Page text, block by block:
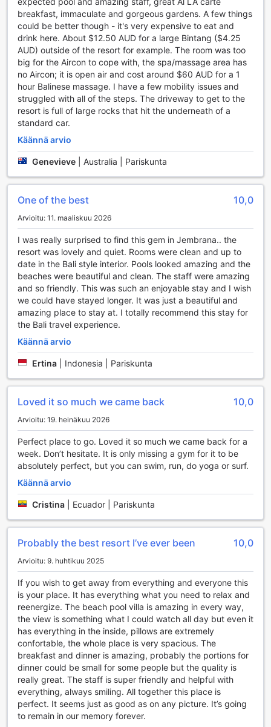
rauhallisesta hetkestä hotellin kauniissa puutarhassa.
Lisäksi hotellin kirjasto tarjoaa rauhallisen ympäristön, jossa
voit uppoutua lukemiseen tai vain nauttia hiljaisista hetkistä.
Kelapa Retreat ja Spa Hotel Bali on täydellinen paikka, jossa
voit yhdistää viihteen ja rentoutumisen unohtumattomalla
tavalla.
Urheilumahdollisuudet Kelapa Retreat ja Spa Hotel Balilla
Kelapa Retreat ja Spa Hotel Bali tarjoaa vierailleen
monipuoliset urheilumahdollisuudet, jotka tekevät lomasta
unohtumattoman. Hotellin sisäuima-allas on täydellinen
paikka rentoutumiseen ja virkistymiseen, kun taas
ulkouima-allas kutsuu nauttimaan auringosta ja uimisesta
trooppisessa ympäristössä. Yksityinen ranta tarjoaa
rauhallisen ympäristön, jossa voit nauttia merivedestä tai
vain rentoutua auringossa. Rannan läheisyys mahdollistaa
kokea Balin kauniit vesistöt ja luonnon rauha.
Lisäksi Kelapa Retreatissa on tarjolla joogahuone, jossa voit
osallistua rauhoittaviin joogatunteihin, jotka auttavat sinua
löytämään sisäisen rauhasi. Jos haaveilet surffauksesta,
hotellin tarjoamat surffitunnit ovat täydellinen tapa oppia tai
hioa taitojasi aaltojen keskellä. Olitpa sitten rentoutumassa
uima-altaalla tai nauttimassa aktiivisista vesiseikkailuista,
Kelapa Retreat ja Spa Hotel Bali tarjoaa unohtumattomia
hetkiä ja elämyksiä jokaiselle urheilun ystävälle.
Kelapa Retreat and Spa Hotel Bali:n Käytännön Palvelut
Kelapa Retreat and Spa Hotel Bali tarjoaa vierailleen
erinomaisia käytännön palveluja, jotka tekevät oleskelusta
pesulapalvelut, kuivauspalvelut sekä huonepalvelu, joten
voit nauttia rentouttavasta lomastasi ilman huolia arjen
askareista. Lisäksi hotellin concierge-palvelu on aina
valmiina auttamaan sinua kaikissa kysymyksissä ja
järjestelyissä, jotta voit keskittyä vain lomaasi.
Hotellissa on myös turvalliset tallelokerot, jotka tarjoavat
rauhallisen mielen arvokkaiden tavaroiden säilyttämisessä.
julkisissa tiloissa, joten voit helposti pysyä yhteydessä
uloskirjautumispalvelu sekä matkatavaroiden säilytys
tekevät saapumisesta ja lähtemisestä vaivatonta.
Päivittäinen siivouspalvelu varmistaa, että huoneesi pysyy
aina siistinä ja viihtyisänä, jotta voit nauttia täydellisestä
rentoutumisesta ja rauhasta Kelapa Retreat and Spa Hotel
Balilla.
Kelapa Retreat ja Spa Hotel Balin Liikennepalvelut
Kelapa Retreat ja Spa Hotel Bali tarjoaa vierailleen
monipuolisia liikennepalveluja, jotka tekevät
matkustamisesta vaivatonta ja miellyttävää. Hotelli tarjoaa
kätevän lentokenttäkuljetuksen, joka vie sinut suoraan
saapumispaikaltasi hotellin rauhalliseen ympäristöön. Tämä
palvelu on erityisen arvokas pitkän matkustamisen jälkeen,
jolloin voit rentoutua ja nauttia matkasi viimeisestä osasta
ilman ylimääräistä vaivannäköä.
breakfast, immaculate and gorgeous gardens. A few things
could be better though - it's very expensive to eat and
drink here. About $12.50 AUD for a large Bintang ($4.25
AUD) outside of the resort for example. The room was too
big for the Aircon to cope with, the spa/massage area has
no Aircon; it is open air and cost around $60 AUD for a 1
hour Balinese massage. I have a few mobility issues and
struggled with all of the steps. The driveway to get to the
resort is full of large rocks that hit the underneath of a
standard car.
Käännä arvio
Genevieve Australia | Pariskunta
One of the best 10,0
Arvioitu: 11. maaliskuu 2026
I was really surprised to find this gem in Jembrana.. the
resort was lovely and quiet. Rooms were clean and up to
date in the Bali style interior. Pools looked amazing and the
beaches were beautiful and clean. The staff were amazing
and so friendly. This was such an enjoyable stay and I wish
we could have stayed longer. It was just a beautiful and
amazing place to stay at. I totally recommend this stay for
the Bali travel experience.
Käännä arvio
Ertina Indonesia | Pariskunta
Loved it so much we came back 10,0
Arvioitu: 19. heinäkuu 2026
Perfect place to go. Loved it so much we came back for a
week. Don’t hesitate. It is only missing a gym for it to be
absolutely perfect, but you can swim, run, do yoga or surf.
Käännä arvio
Cristina Ecuador | Pariskunta
Probably the best resort I’ve ever been 10,0
Arvioitu: 9. huhtikuu 2025
If you wish to get away from everything and everyone this
is your place. It has everything what you need to relax and
reenergize. The beach pool villa is amazing in every way,
the view is something what I could watch all day but even it
has everything in the inside, pillows are extremely
confortable, the whole place is very spacious. The
breakfast and dinner is amazing, probably the portions for
dinner could be small for some people but the quality is
really great. The staff is super friendly and helpful with
everything, always smiling. All together this place is
perfect. It seems just as good as on any picture. It’s going
to remain in our memory forever.